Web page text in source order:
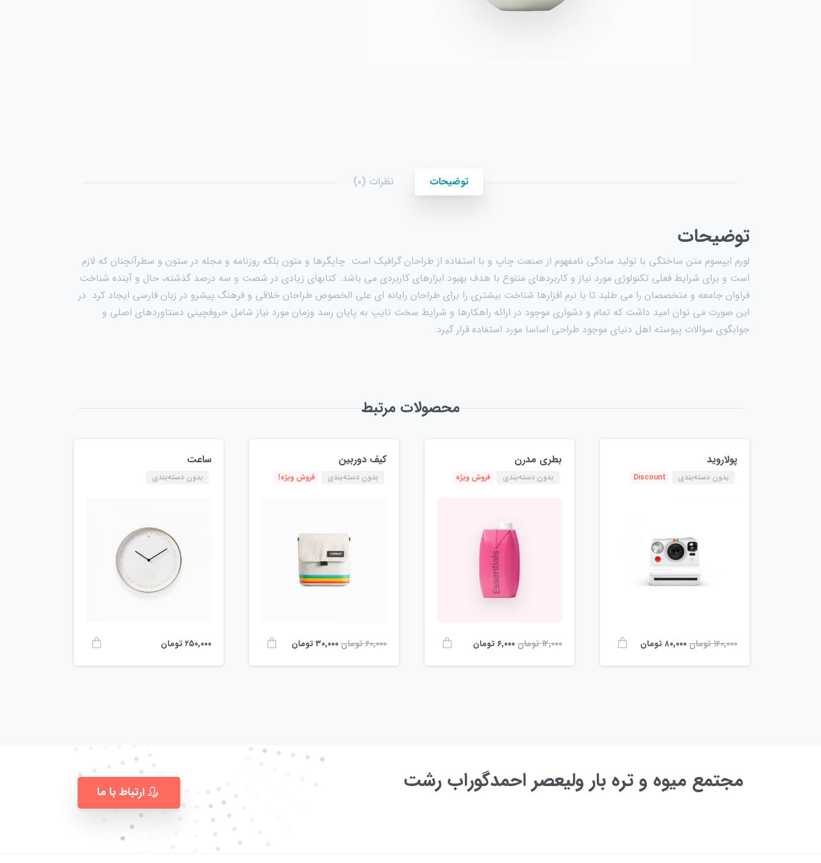
توضیحات نظرات (۰)
توضیحات
لورم ایپسوم متن ساختگی با تولید سادگی نامفهوم از صنعت چاپ و با استفاده از طراحان گرافیک است. چاپگرها و متون بلکه روزنامه و مجله در ستون و سطرآنچنان که لازم
است و برای شرایط فعلی تکنولوژی مورد نیاز و کاربردهای متنوع با هدف بهبود ابزارهای کاربردی می باشد. کتابهای زیادی در شصت و سه درصد گذشته، حال و آینده شناخت
فراوان جامعه و متخصصان را می طلبد تا با نرم افزارها شناخت بیشتری را برای طراحان رایانه ای علی الخصوص طراحان خلاقی و فرهنگ پیشرو در زبان فارسی ایجاد کرد. در
این صورت می توان امید داشت که تمام و دشواری موجود در ارائه راهکارها و شرایط سخت تایپ به پایان رسد وزمان مورد نیاز شامل حروفچینی دستاوردهای اصلی و
جوابگوی سوالات پیوسته اهل دنیای موجود طراحی اساسا مورد استفاده قرار گیرد.
محصولات مرتبط
پولاروید
بدون دسته‌بندی Discount
۱۶۰,۰۰۰تومان۸۰,۰۰۰ تومان
بطری مدرن
بدون دسته‌بندی فروش ویژه
۱۲,۰۰۰تومان۶,۰۰۰ تومان
کیف دوربین
بدون دسته‌بندی فروش ویژه!
۶۰,۰۰۰تومان۳۰,۰۰۰ تومان
ساعت
بدون دسته‌بندی
۲۵۰,۰۰۰ تومان
مجتمع میوه و تره بار ولیعصر احمدگوراب رشت ارتباط با ما